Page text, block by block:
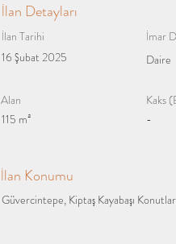
İlan Detayları
İlan Tarihi
16 Şubat 2025
İmar
Daire
Alan
115 m²
Kaks
-
İlan Konumu
Güvercintepe, Kiptaş Kayabaşı